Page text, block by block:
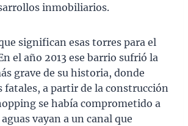
inmobiliarios.
significan esas torres para el
el año 2013 ese barrio sufrió la
grave de su historia, donde
fatales, a partir de la construcción
se había comprometido a
vayan a un canal que